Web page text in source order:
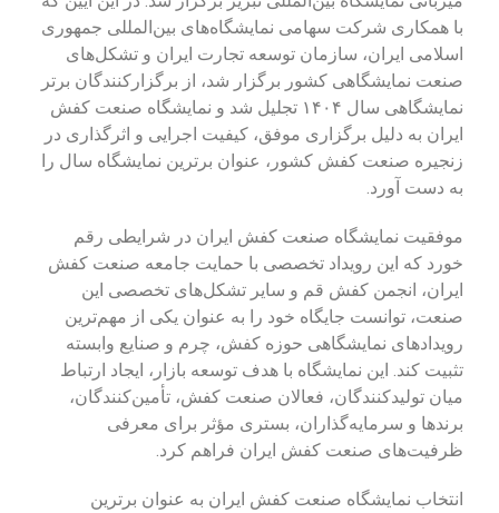
با همکاری شرکت سهامی نمایشگاه‌های بین‌المللی جمهوری
اسلامی ایران، سازمان توسعه تجارت ایران و تشکل‌های
صنعت نمایشگاهی کشور برگزار شد، از برگزارکنندگان برتر
نمایشگاهی سال ۱۴۰۴ تجلیل شد و نمایشگاه صنعت کفش
ایران به دلیل برگزاری موفق، کیفیت اجرایی و اثرگذاری در
زنجیره صنعت کفش کشور، عنوان برترین نمایشگاه سال را
به دست آورد.
موفقیت نمایشگاه صنعت کفش ایران در شرایطی رقم
خورد که این رویداد تخصصی با حمایت جامعه صنعت کفش
ایران، انجمن کفش قم و سایر تشکل‌های تخصصی این
صنعت، توانست جایگاه خود را به عنوان یکی از مهم‌ترین
رویدادهای نمایشگاهی حوزه کفش، چرم و صنایع وابسته
تثبیت کند. این نمایشگاه با هدف توسعه بازار، ایجاد ارتباط
میان تولیدکنندگان، فعالان صنعت کفش، تأمین‌کنندگان،
برندها و سرمایه‌گذاران، بستری مؤثر برای معرفی
ظرفیت‌های صنعت کفش ایران فراهم کرد.
انتخاب نمایشگاه صنعت کفش ایران به عنوان برترین